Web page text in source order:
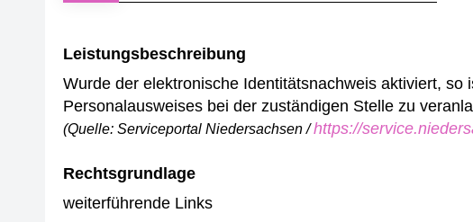
Leistungsbeschreibung
Wurde der elektronische Identitätsnachweis aktiviert,
Personalausweises bei der zuständigen Stelle zu
(Quelle: Serviceportal Niedersachsen /https://
Rechtsgrundlage
weiterführende Links